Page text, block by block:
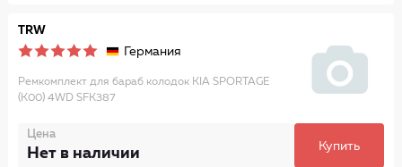
TRW
Германия
Ремкомплект для бараб колодок KIA SPORTAGE
(K00) 4WD SFK387
Цена
Нет в наличии Купить